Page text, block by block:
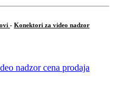
- Konektori za video nadzor